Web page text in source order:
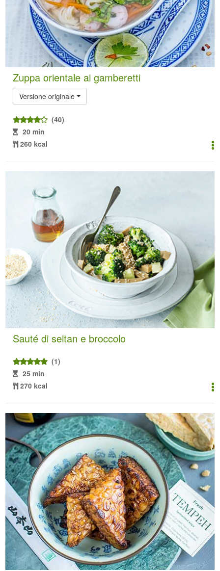
Zuppa orientale ai gamberetti
Versione originale
(40)
20 min
260 kcal
Sauté di seitan e broccolo
(1)
25 min
270 kcal